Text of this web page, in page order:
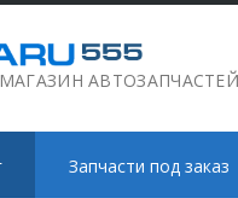
АВТОЗАПЧАСТЕЙ
Запчасти под заказ